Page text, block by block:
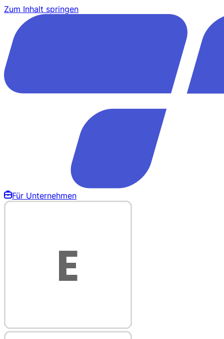
Zum Inhalt springen
Für Unternehmen